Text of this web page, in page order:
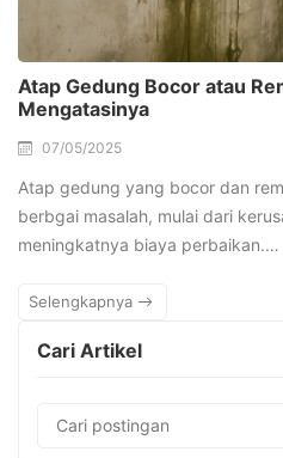
Atap Gedung Bocor atau
Mengatasinya
07/05/2025
Atap gedung yang bocor dan
berbgai masalah, mulai dari
meningkatnya biaya perbaikan.…
Selengkapnya
Cari Artikel